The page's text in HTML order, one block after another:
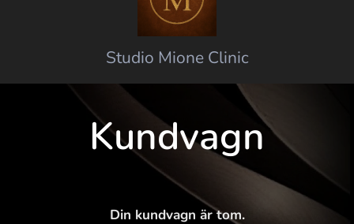
Studio Mione Clinic
Kundvagn
Din kundvagn är tom.